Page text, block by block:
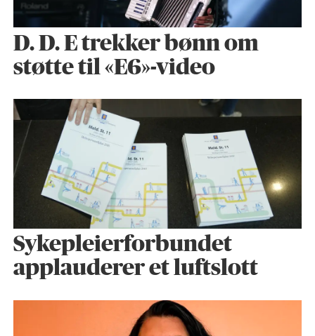
D. D. E trekker bønn om
støtte til «E6»-video
Sykepleier­forbundet
applauderer et luftslott